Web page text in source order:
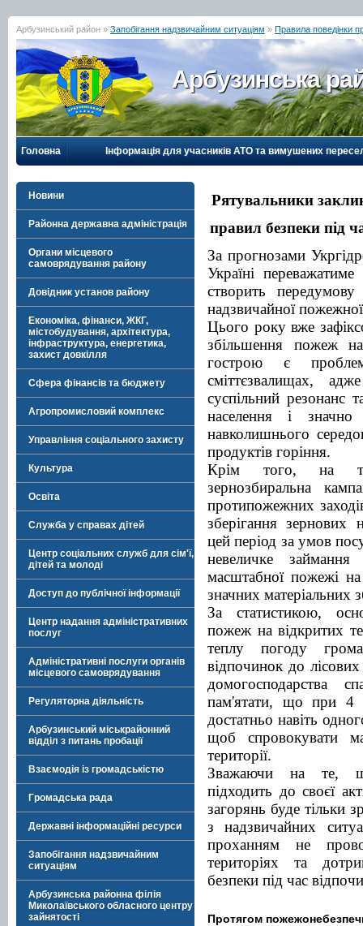
Арбузинський район » Запобігання надзвичайним ситуаціям » Правила поведінки
Арбузинська
Головна Інформація для учасників АТО та вимушених
Новини
Районна державна адміністрація
Органи місцевого
самоврядування району
Довідник установ району
Економіка, фінанси, ЖКГ,
містобудування, архітектура,
інфраструктура, енергетика,
захист довкілля
Сфера фінансів та бюджету
Агропромисловий комплекс
Управління соціального захисту
Культура
Освіта
Служба у справах дітей
Центр соціальних служб для сім'ї,
дітей та молоді
Доступ до публічної інформації
Центр надання адміністративних
послуг
Адміністративні послуги органів
місцевого самоврядування
Регуляторна діяльність
Арбузинський міськрайонний
відділ з питань пробації
Взаємодія із громадськістю
Громадська рада
Державні інформаційні ресурси
Запобігання надзвичайним
ситуаціям
Арбузинська районна філія
Миколаївського обласного центру
зайнятості
Рятувальники
правил безпеки під
За прогнозами
Україні
створить
надзвичайної
Цього року вже
збільшення пожеж на
гострою є
сміттєзвалищах,
суспільний резонанс
населення і значно
навколишнього
продуктів горіння.
Крім того, на
зернозбиральна
протипожежних
зберігання зернових
цей період за умов
невеличке
масштабної пожежі
значних матеріальних
За статистикою,
пожеж на відкритих
теплу погоду
відпочинок до
домогосподарства
пам'ятати, що при 4
достатньо навіть
щоб спровокувати
території.
Зважаючи на те,
підходить до своєї
загорянь буде тільки
з надзвичайних
проханням не
територіях та
безпеки під час
Протягом